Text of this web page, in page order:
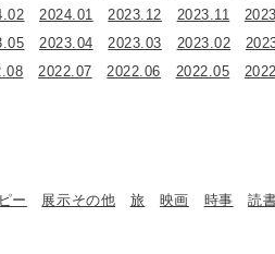
2024.01 2023.12 2023.11
2023.04 2023.03 2023.02
2022.07 2022.06 2022.05
ー 展示その他 旅 映画 時事 読